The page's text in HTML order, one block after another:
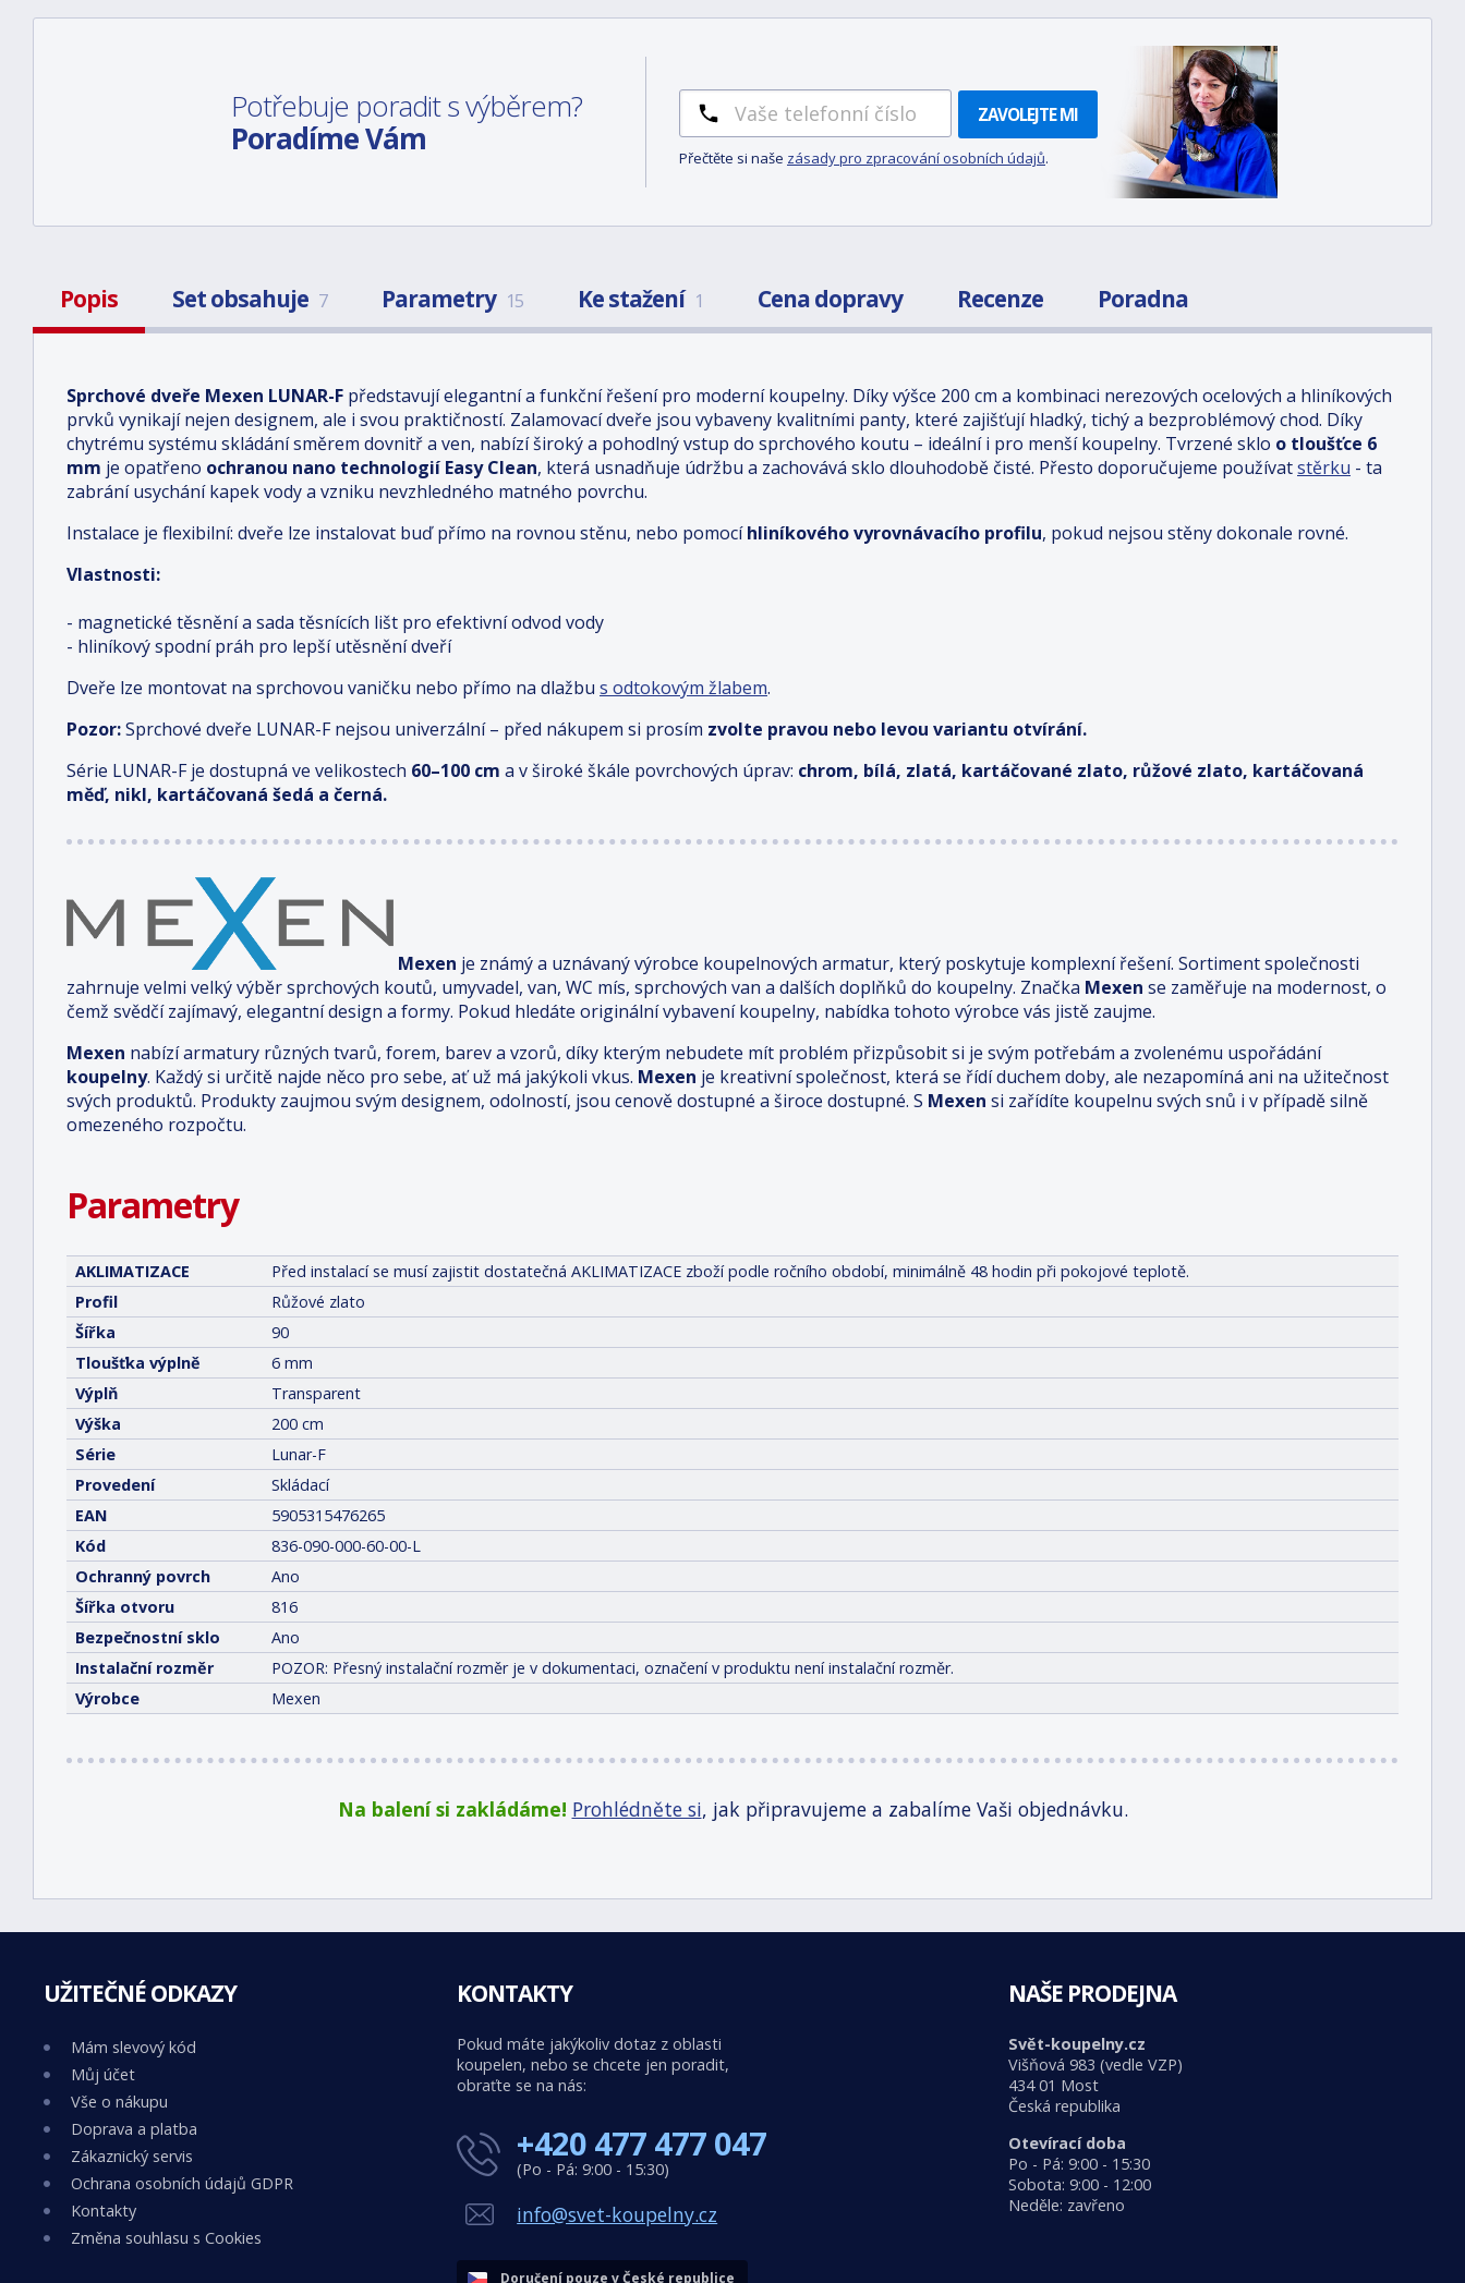
Potřebuje poradit s výběrem?
Poradíme Vám
ZAVOLEJTE MI
Přečtěte si naše zásady pro zpracování osobních údajů.
Popis Set obsahuje 7 Parametry 15 Ke stažení 1 Cena dopravy Recenze Poradna
Sprchové dveře Mexen LUNAR-F představují elegantní a funkční řešení pro moderní koupelny. Díky výšce 200 cm a kombinaci nerezových ocelových a hliníkových
prvků vynikají nejen designem, ale i svou praktičností. Zalamovací dveře jsou vybaveny kvalitními panty, které zajišťují hladký, tichý a bezproblémový chod. Díky
chytrému systému skládání směrem dovnitř a ven, nabízí široký a pohodlný vstup do sprchového koutu – ideální i pro menší koupelny. Tvrzené sklo o tloušťce 6
mm je opatřeno ochranou nano technologií Easy Clean, která usnadňuje údržbu a zachovává sklo dlouhodobě čisté. Přesto doporučujeme používatstěrku - ta
zabrání usychání kapek vody a vzniku nevzhledného matného povrchu.
Instalace je flexibilní: dveře lze instalovat buď přímo na rovnou stěnu, nebo pomocí hliníkového vyrovnávacího profilu, pokud nejsou stěny dokonale rovné.
Vlastnosti:
- magnetické těsnění a sada těsnících lišt pro efektivní odvod vody
- hliníkový spodní práh pro lepší utěsnění dveří
Dveře lze montovat na sprchovou vaničku nebo přímo na dlažbu s odtokovým žlabem.
Pozor:Sprchové dveře LUNAR-F nejsou univerzální – před nákupem si prosím zvolte pravou nebo levou variantu otvírání.
Série LUNAR-F je dostupná ve velikostech 60–100 cm a v široké škále povrchových úprav: chrom, bílá, zlatá, kartáčované zlato, růžové zlato, kartáčovaná
měď, nikl, kartáčovaná šedá a černá.
Mexen je známý a uznávaný výrobce koupelnových armatur, který poskytuje komplexní řešení. Sortiment společnosti
zahrnuje velmi velký výběr sprchových koutů, umyvadel, van, WC mís, sprchových van a dalších doplňků do koupelny. Značka Mexen se zaměřuje na modernost, o
čemž svědčí zajímavý, elegantní design a formy. Pokud hledáte originální vybavení koupelny, nabídka tohoto výrobce vás jistě zaujme.
Mexen nabízí armatury různých tvarů, forem, barev a vzorů, díky kterým nebudete mít problém přizpůsobit si je svým potřebám a zvolenému uspořádání
koupelny. Každý si určitě najde něco pro sebe, ať už má jakýkoli vkus. Mexen je kreativní společnost, která se řídí duchem doby, ale nezapomíná ani na užitečnost
svých produktů. Produkty zaujmou svým designem, odolností, jsou cenově dostupné a široce dostupné. S Mexen si zařídíte koupelnu svých snů i v případě silně
omezeného rozpočtu.
Parametry
AKLIMATIZACE
Před instalací se musí zajistit dostatečná AKLIMATIZACE zboží podle ročního období, minimálně 48 hodin při pokojové teplotě.
Profil
Růžové zlato
Šířka
90
Tloušťka výplně
6 mm
Výplň
Transparent
Výška
200 cm
Série
Lunar-F
Provedení
Skládací
EAN
5905315476265
Kód
836-090-000-60-00-L
Ochranný povrch
Ano
Šířka otvoru
816
Bezpečnostní sklo
Ano
Instalační rozměr
POZOR: Přesný instalační rozměr je v dokumentaci, označení v produktu není instalační rozměr.
Výrobce
Mexen
Na balení si zakládáme! Prohlédněte si, jak připravujeme a zabalíme Vaši objednávku.
UŽITEČNÉ ODKAZY
Mám slevový kód
Můj účet
Vše o nákupu
Doprava a platba
Zákaznický servis
Ochrana osobních údajů GDPR
Kontakty
Změna souhlasu s Cookies
KONTAKTY
Pokud máte jakýkoliv dotaz z oblasti
koupelen, nebo se chcete jen poradit,
obraťte se na nás:
+420 477 477 047
(Po - Pá: 9:00 - 15:30)
info@svet-koupelny.cz
Doručení pouze v České republice
NAŠE PRODEJNA
Svět-koupelny.cz
Višňová 983 (vedle VZP)
434 01 Most
Česká republika
Otevírací doba
Po - Pá: 9:00 - 15:30
Sobota: 9:00 - 12:00
Neděle: zavřeno